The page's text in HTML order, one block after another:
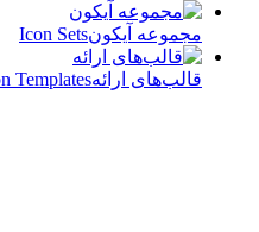
مجموعه آیکون‌Icon Sets
قالب‌های ارائهTemplates